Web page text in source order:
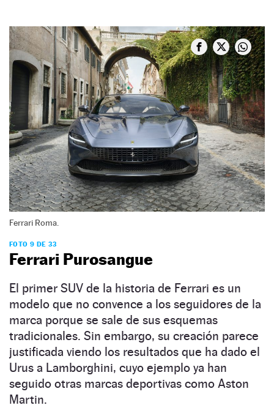
Ferrari Roma.
FOTO 9 DE 33
Ferrari Purosangue
El primer SUV de la historia de Ferrari es un
modelo que no convence a los seguidores de la
marca porque se sale de sus esquemas
tradicionales. Sin embargo, su creación parece
justificada viendo los resultados que ha dado el
Urus a Lamborghini, cuyo ejemplo ya han
seguido otras marcas deportivas como Aston
Martin.